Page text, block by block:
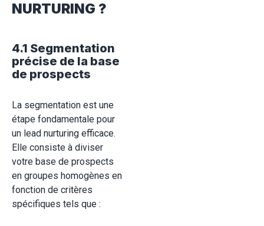
NURTURING ?
4.1 Segmentation
précise de la base
de prospects
La segmentation est une
étape fondamentale pour
un lead nurturing efficace.
Elle consiste à diviser
votre base de prospects
en groupes homogènes en
fonction de critères
spécifiques tels que :